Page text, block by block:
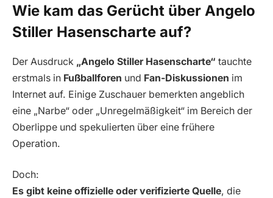
Wie kam das Gerücht über Angelo
Stiller Hasenscharte auf?
Der Ausdruck „Angelo Stiller Hasenscharte“ tauchte
erstmals in Fußballforen und Fan-Diskussionen im
Internet auf. Einige Zuschauer bemerkten angeblich
eine „Narbe“ oder „Unregelmäßigkeit“ im Bereich der
Oberlippe und spekulierten über eine frühere
Operation.
Doch:
Es gibt keine offizielle oder verifizierte Quelle, die